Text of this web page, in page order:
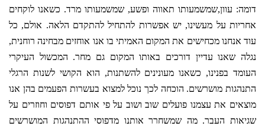
דומה: עוון,שמשמעותו תאווה ופשע, שמשמעותו מרד. כשאנו לוקחים
אחריות על מעשינו, יש אפשרות להתחיל להתקדם הלאה. אולם, כל
עוד אנחנו מכחישים את המקום האמיתי בו אנו אוחזים מבחינה רוחנית,
נגלה שאנו עדיין דורכים באותו המקום גם מחר. המכשול העיקרי
העומד בפנינו, כשאנו מעונינים להשתנות, הוא הקושי לשנות הרגלי
התנהגות מושרשים. הוכחה לכך נוכל למצוא בעשרות הפעמים בהן אנו
מוצאים את עצמנו פועלים שוב ושוב על פי אותם דפוסים וחוזרים על
שגיאות העבר. מה שמשחרר אותנו מדפוסי ההתנהגות המושרשים